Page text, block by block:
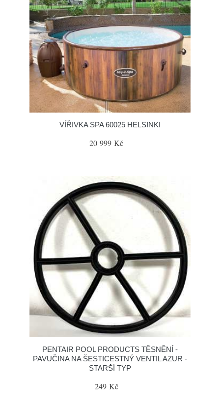
VÍŘIVKA SPA 60025 HELSINKI
20 999 Kč
PENTAIR POOL PRODUCTS TĚSNĚNÍ -
PAVUČINA NA ŠESTICESTNÝ VENTIL AZUR -
STARŠÍ TYP
249 Kč